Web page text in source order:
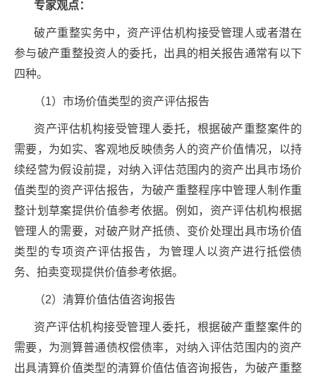
专家观点：
破产重整实务中，资产评估机构接受管理人或者潜在
参与破产重整投资人的委托，出具的相关报告通常有以下
四种。
（1）市场价值类型的资产评估报告
资产评估机构接受管理人委托，根据破产重整案件的
需要，为如实、客观地反映债务人的资产价值情况，以持
续经营为假设前提，对纳入评估范围内的资产出具市场价
值类型的资产评估报告，为破产重整程序中管理人制作重
整计划草案提供价值参考依据。例如，资产评估机构根据
管理人的需要，对破产财产抵债、变价处理出具市场价值
类型的专项资产评估报告，为管理人以资产进行抵偿债
务、拍卖变现提供价值参考依据。
（2）清算价值估值咨询报告
资产评估机构接受管理人委托，根据破产重整案件的
需要，为测算普通债权偿债率，对纳入评估范围内的资产
出具清算价值类型的清算价值估值咨询报告，为破产重整